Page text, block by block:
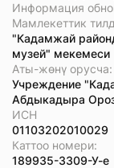
Информация
Мамлекеттик
"Кадамжай
музей" мекемеси
Аты-жөнү орусча:
Учреждение
Абдыкадыра
ИСН
01103202010029
Каттоо номери:
189935-3309-У-е